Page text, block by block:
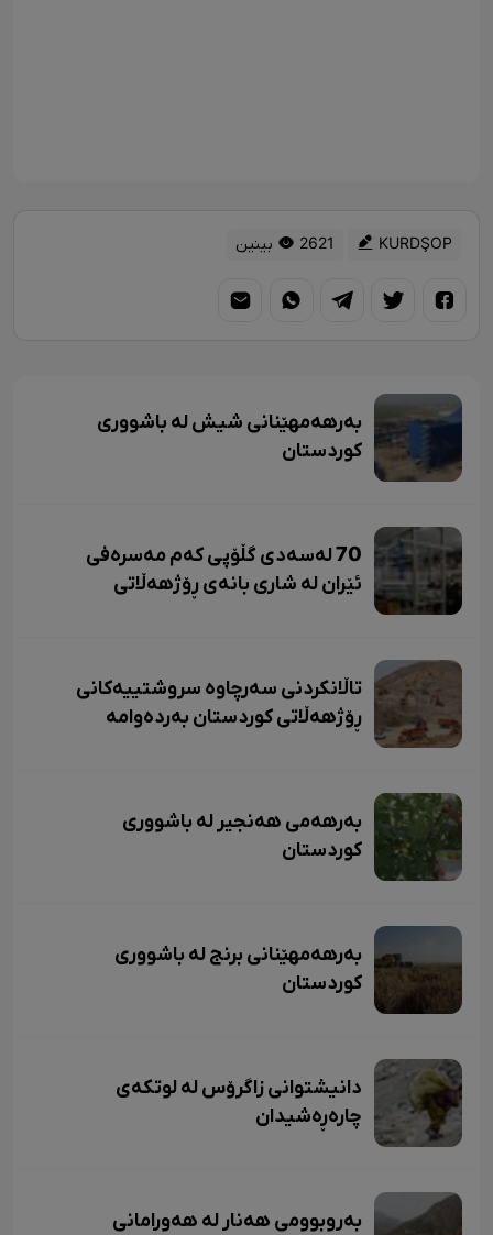
KURDŞOP 2621 بینین
بەرهەمهێنانی شیش لە باشووری
کوردستان
70 لەسەدی گڵۆپی کەم مەسرەفی
ئێران لە شاری بانەی ڕۆژهەڵاتی
تاڵانکردنی سەرچاوە سروشتییەکانی
ڕۆژهەڵاتی کوردستان بەردەوامە
بەرهەمی هەنجیر لە باشووری
کوردستان
بەرهەمهێنانی برنج لە باشووری
کوردستان
دانیشتوانی زاگرۆس لە لوتکەی
چارەڕەشیدان
بەروبوومی هەنار لە هەورامانی